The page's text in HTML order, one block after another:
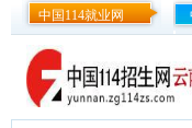
中国114就业网